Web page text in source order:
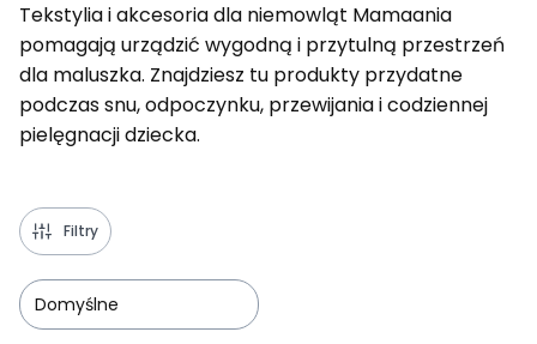
Tekstylia i akcesoria dla niemowląt Mamaania
pomagają urządzić wygodną i przytulną przestrzeń
dla maluszka. Znajdziesz tu produkty przydatne
podczas snu, odpoczynku, przewijania i codziennej
pielęgnacji dziecka.
Filtry
Domyślne